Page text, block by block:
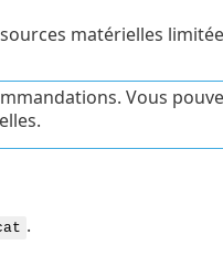
matérielles
Vous
.